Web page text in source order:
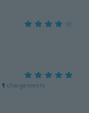
1 chargements